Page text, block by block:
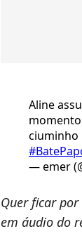
Aline
ciuminho
— emer
Quer ficar
em áudio do